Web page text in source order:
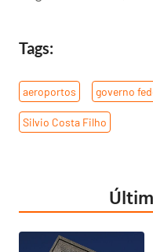
Tags:
aeroportos governo
Silvio Costa Filho